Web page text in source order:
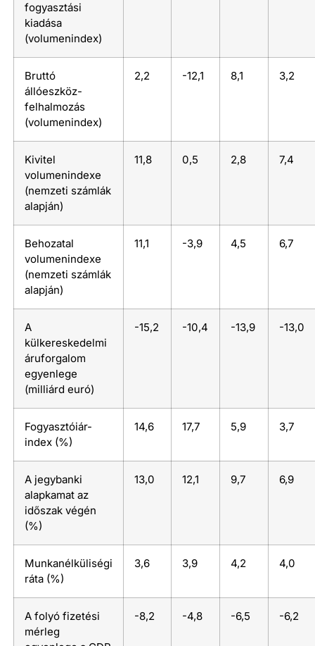
fogyasztási
kiadása
(volumenindex)
Bruttó
állóeszköz-
felhalmozás
(volumenindex)
2,2 -12,1 8,1 3,2
Kivitel
volumenindexe
(nemzeti számlák
alapján)
11,8 0,5 2,8 7,4
Behozatal
volumenindexe
(nemzeti számlák
alapján)
11,1 -3,9 4,5 6,7
A
külkereskedelmi
áruforgalom
egyenlege
(milliárd euró)
-15,2 -10,4 -13,9 -13,0
Fogyasztóiár-
index (%)
14,6 17,7 5,9 3,7
A jegybanki
alapkamat az
időszak végén
(%)
13,0 12,1 9,7 6,9
Munkanélküliségi
ráta (%)
3,6 3,9 4,2 4,0
A folyó fizetési
mérleg
-8,2 -4,8 -6,5 -6,2